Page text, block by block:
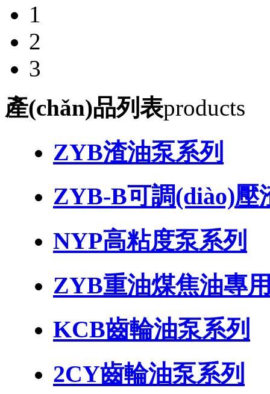
1
2
3
產(chǎn)品列表products
ZYB渣油泵系列
ZYB-B可調(diào)壓
NYP高粘度泵系列
ZYB重油煤焦油專
KCB齒輪油泵系列
2CY齒輪油泵系列